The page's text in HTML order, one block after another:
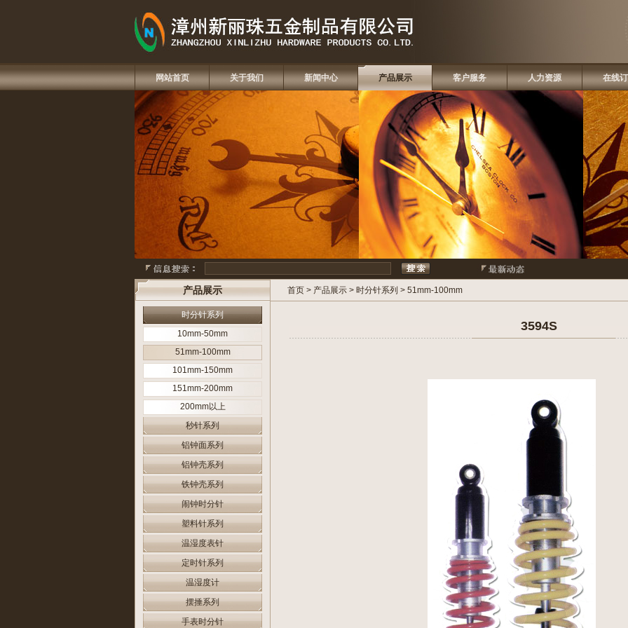
网站首页 关于我们 新闻中心 产品展示 客户服务 人力资源 在线
产品展示
时分针系列
10mm-50mm
51mm-100mm
101mm-150mm
151mm-200mm
200mm以上
秒针系列
铝钟面系列
铝钟壳系列
铁钟壳系列
闹钟时分针
塑料针系列
温湿度表针
定时针系列
温湿度计
摆捶系列
手表时分针
首页 > 产品展示 > 时分针系列 > 51mm-100mm
3594S